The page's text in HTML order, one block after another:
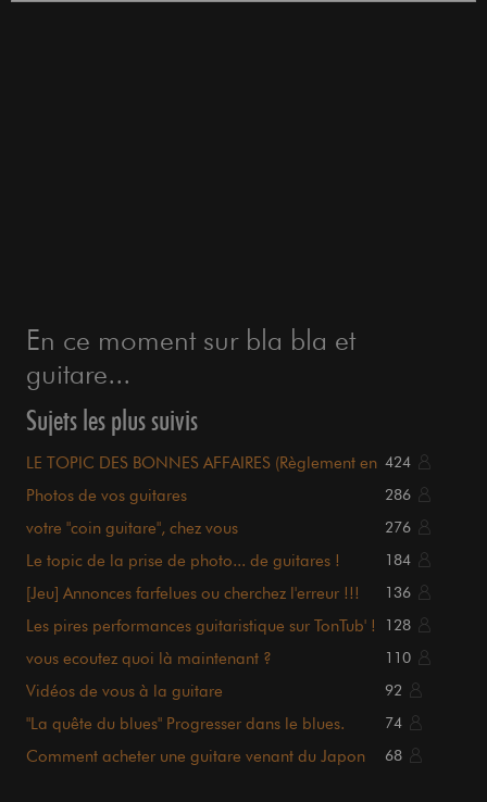
En ce moment sur bla bla et
guitare...
Sujets les plus suivis
LE TOPIC DES BONNES AFFAIRES (Règlement en 424
Photos de vos guitares 286
votre "coin guitare", chez vous 276
Le topic de la prise de photo... de guitares ! 184
[Jeu] Annonces farfelues ou cherchez l'erreur !!! 136
Les pires performances guitaristique sur TonTub' ! 128
vous ecoutez quoi là maintenant ? 110
Vidéos de vous à la guitare 92
"La quête du blues" Progresser dans le blues. 74
Comment acheter une guitare venant du Japon
68